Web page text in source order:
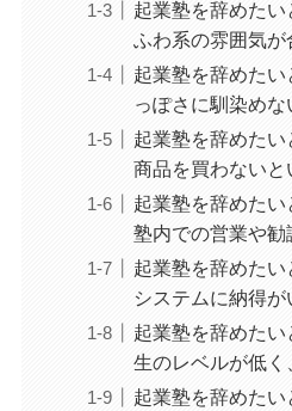
起業塾を辞めた
ふわ系の雰囲気が
起業塾を辞めた
っぽさに馴染めな
起業塾を辞めた
商品を買わないと
起業塾を辞めた
塾内での営業や勧
起業塾を辞めた
システムに納得が
起業塾を辞めた
生のレベルが低く
起業塾を辞めた